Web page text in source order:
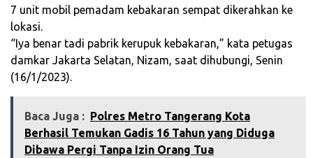
7 unit mobil pemadam kebakaran sempat dikerahkan ke
lokasi.
“Iya benar tadi pabrik kerupuk kebakaran,” kata petugas
damkar Jakarta Selatan, Nizam, saat dihubungi, Senin
(16/1/2023).
Baca Juga : Polres Metro Tangerang Kota
Berhasil Temukan Gadis 16 Tahun yang Diduga
Dibawa Pergi Tanpa Izin Orang Tua